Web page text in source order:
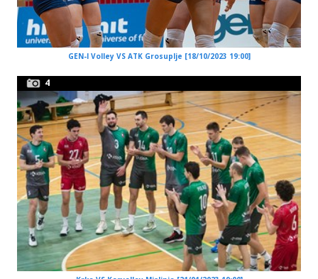
GEN-I Volley VS ATK Grosuplje [18/10/2023 19:00]
4